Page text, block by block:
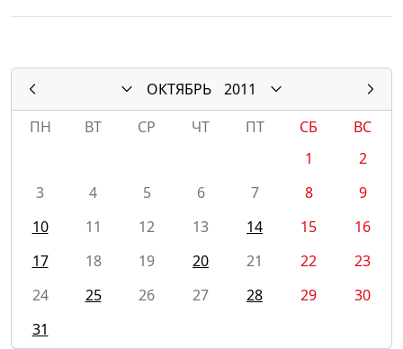
ОКТЯБРЬ
2011
ПН
ВТ СР ЧТ ПТ СБ
ВС
1
2
3
4 5 6 7 8
9
10
11 12 13 14 15
16
17
18 19 20 21 22
23
24
25 26 27 28 29
30
31